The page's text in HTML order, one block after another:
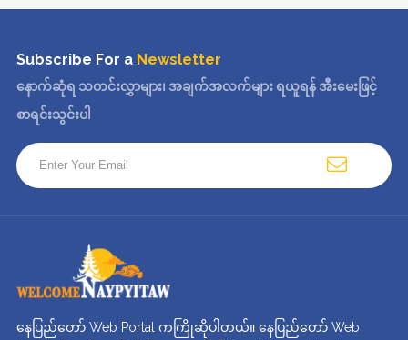
Subscribe For a Newsletter
နောက်ဆုံရ သတင်းလွှာများ၊ အချက်အလက်များ ရယူရန် အီးမေးဖြင့်
စာရင်းသွင်းပါ
နေပြည်တော် Web Portal ကကြိုဆိုပါတယ်။ နေပြည်တော် Web